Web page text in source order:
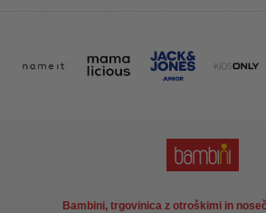
Bambini, trgovinica z otroškimi in